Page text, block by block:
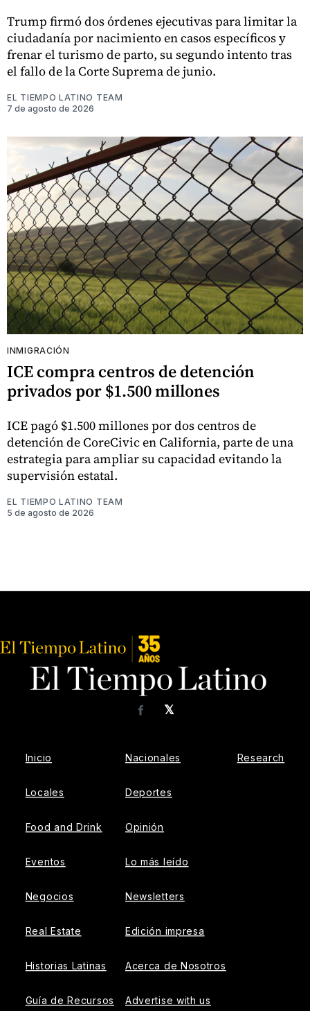
Trump firmó dos órdenes ejecutivas para limitar la
ciudadanía por nacimiento en casos específicos y
frenar el turismo de parto, su segundo intento tras
el fallo de la Corte Suprema de junio.
EL TIEMPO LATINO TEAM
7 de agosto de 2026
INMIGRACIÓN
ICE compra centros de detención
privados por $1.500 millones
ICE pagó $1.500 millones por dos centros de
detención de CoreCivic en California, parte de una
estrategia para ampliar su capacidad evitando la
supervisión estatal.
EL TIEMPO LATINO TEAM
5 de agosto de 2026
𝕏
Facebook
Inicio
Locales
Food and Drink
Eventos
Negocios
Real Estate
Historias Latinas
Guía de Recursos
Nacionales
Deportes
Opinión
Lo más leído
Newsletters
Edición impresa
Acerca de Nosotros
Advertise with us
Research